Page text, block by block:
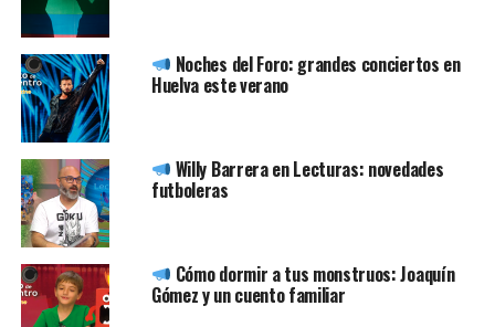
Noches del Foro: grandes conciertos en
Huelva este verano
Willy Barrera en Lecturas: novedades
futboleras
Cómo dormir a tus monstruos: Joaquín
Gómez y un cuento familiar